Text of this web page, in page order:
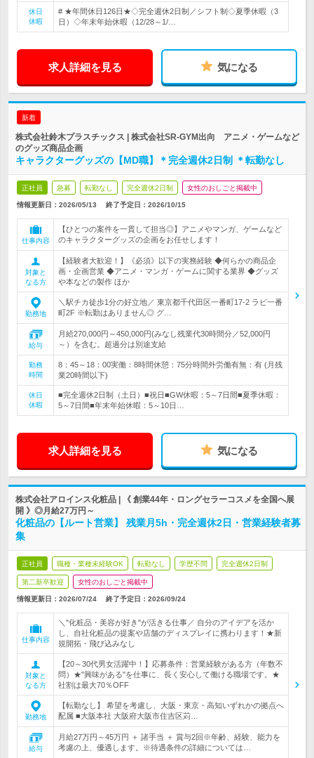
休日
休暇
# ★年間休日126日★◇完全週休2日制／シフト制◇夏季休暇（3
日）◇年末年始休暇（12/28～1/…
求人詳細を見る 気になる
新着
株式会社鈴木プラスチックス | 株式会社SR-GYM出向 アニメ・ゲームなど
のグッズ商品企画
キャラクターグッズの【MD職】＊完全週休2日制 ＊転勤なし
正社員 急募 転勤なし 完全週休2日制 女性のおしごと掲載中
情報更新日：2026/05/13 終了予定日： 2026/10/15
仕事内容
【ひとつの案件を一貫して担当◎】アニメやマンガ、ゲームなど
のキャラクターグッズの企画をお任せします！
対象と
なる方
【経験者大歓迎！】《必須》以下の実務経験 ◆何らかの商品企
画・企画営業 ◆アニメ・マンガ・ゲームに関する業界 ◆グッズ
や本などの製作 ほか
勤務地
＼駅チカ徒歩1分の好立地／ 東京都千代田区一番町17-2 ラビ一番
町2F ※転勤はありません◎ グ…
給与
月給270,000円～450,000円(みなし残業代30時間分／52,000円
～）を含む。超過分は別途支給
勤務
時間
8：45～18：00実働：8時間休憩：75分時間外労働有無：有 (月残
業20時間以下)
休日
休暇
■完全週休2日制（土日）■祝日■GW休暇：5～7日間■夏季休暇：
5～7日間■年末年始休暇：5～10日…
求人詳細を見る 気になる
株式会社アロインス化粧品 | 《 創業44年・ロングセラーコスメを全国へ展
開 》◎月給27万円～
化粧品の【ルート営業】 残業月5h・完全週休2日・営業経験者募
集
正社員 職種・業種未経験OK 転勤なし 学歴不問 完全週休2日制
第二新卒歓迎 女性のおしごと掲載中
情報更新日：2026/07/24 終了予定日： 2026/09/24
仕事内容
＼"化粧品・美容が好き"が活きる仕事／ 自分のアイデアを活か
し、自社化粧品の提案や店舗のディスプレイに携わります！★新
規開拓・飛び込みなし
対象と
なる方
【20～30代男女活躍中！】応募条件：営業経験がある方（年数不
問）★"興味がある"を仕事に、長く安心して働ける職場です。★
社割は最大70％OFF
勤務地
【転勤なし】 希望を考慮し、大阪・東京・高知いずれかの拠点へ
配属 ■大阪本社 大阪府大阪市住吉区苅…
給与
月給27万円～45万円 ＋ 諸手当 ＋ 賞与2回※年齢、経験、能力を
考慮の上、優遇します。※待遇条件の詳細については…